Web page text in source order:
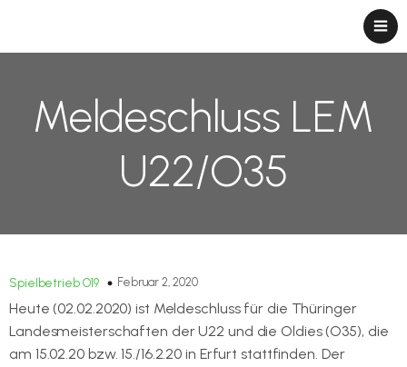
Meldeschluss LEM
U22/O35
Spielbetrieb O19 Februar 2, 2020
Heute (02.02.2020) ist Meldeschluss für die Thüringer
Landesmeisterschaften der U22 und die Oldies (O35), die
am 15.02.20 bzw. 15./16.2.20 in Erfurt stattfinden. Der